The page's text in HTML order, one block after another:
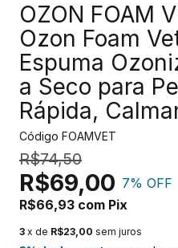
OZON FOAM
Ozon Foam
Espuma
a Seco para
Rápida,
Código FOAMVET
R$74,50
R$69,00 7% OFF
R$66,93 com Pix
3 x de R$23,00 sem juros